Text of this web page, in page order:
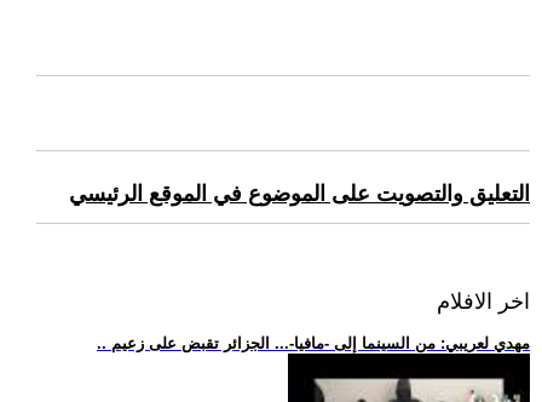
التعليق والتصويت على الموضوع في الموقع الرئيسي
اخر الافلام
.. مهدي لعريبي: من السينما إلى -مافيا-... الجزائر تقبض على زعيم